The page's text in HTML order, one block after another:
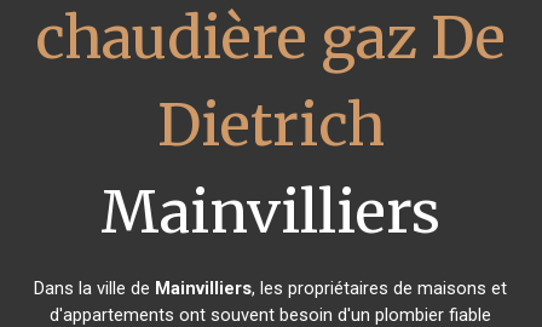
chaudière gaz De
Dietrich
Mainvilliers
Dans la ville de Mainvilliers, les propriétaires de maisons et
d'appartements ont souvent besoin d'un plombier fiable